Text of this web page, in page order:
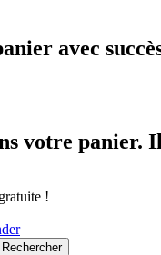
avec
votre panier.
!
Rechercher